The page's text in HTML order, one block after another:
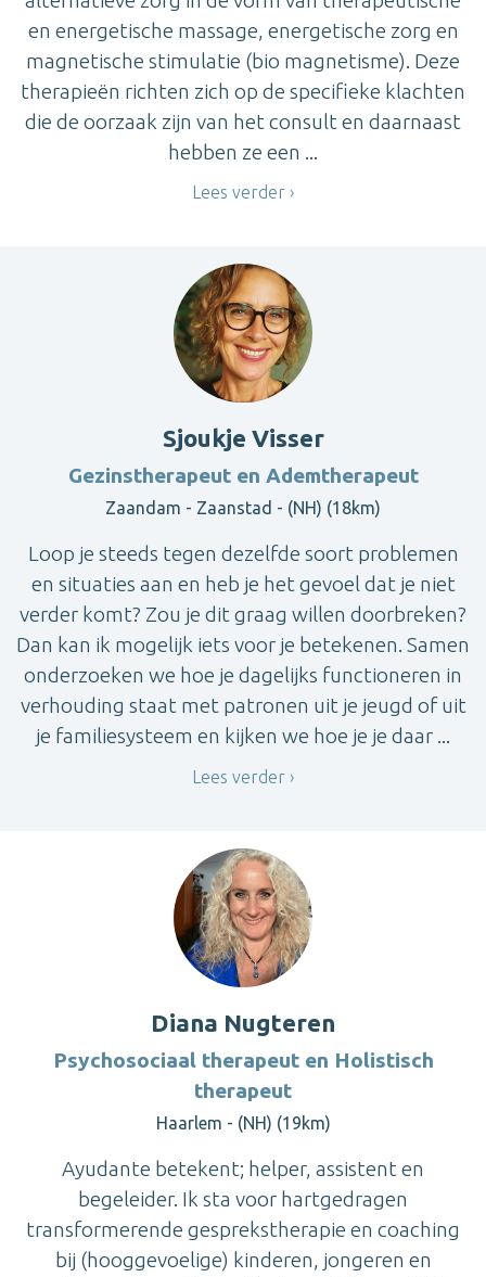
en energetische massage, energetische zorg en
magnetische stimulatie (bio magnetisme). Deze
therapieën richten zich op de specifieke klachten
die de oorzaak zijn van het consult en daarnaast
hebben ze een ...
Lees verder
Sjoukje Visser
Gezinstherapeut en Ademtherapeut
Zaandam - Zaanstad - (NH) (18km)
Loop je steeds tegen dezelfde soort problemen
en situaties aan en heb je het gevoel dat je niet
verder komt? Zou je dit graag willen doorbreken?
Dan kan ik mogelijk iets voor je betekenen. Samen
onderzoeken we hoe je dagelijks functioneren in
verhouding staat met patronen uit je jeugd of uit
je familiesysteem en kijken we hoe je je daar ...
Lees verder
Diana Nugteren
Psychosociaal therapeut en Holistisch
therapeut
Haarlem - (NH) (19km)
Ayudante betekent; helper, assistent en
begeleider. Ik sta voor hartgedragen
transformerende gesprekstherapie en coaching
bij (hooggevoelige) kinderen, jongeren en